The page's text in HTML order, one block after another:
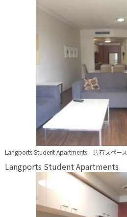
Langports Student Apartments 共有スペース
Langports Student Apartments